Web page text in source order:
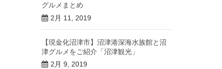
グルメまとめ
2月 11, 2019
【現金化沼津市】沼津港深海水族館と沼
津グルメをご紹介「沼津観光」
2月 9, 2019